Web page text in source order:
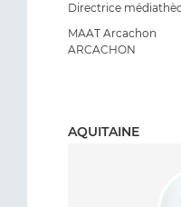
Directrice
MAAT Arcachon
ARCACHON
AQUITAINE